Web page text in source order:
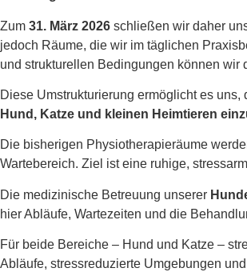
Zum 31. März 2026 schließen wir daher
jedoch Räume, die wir im täglichen
und strukturellen Bedingungen können wir
Diese Umstrukturierung ermöglicht es
Hund, Katze und kleinen Heimtieren
Die bisherigen Physiotherapieräume
Wartebereich. Ziel ist eine ruhige,
Die medizinische Betreuung unserer
hier Abläufe, Wartezeiten und die
Für beide Bereiche – Hund und Katze –
Abläufe, stressreduzierte Umgebungen